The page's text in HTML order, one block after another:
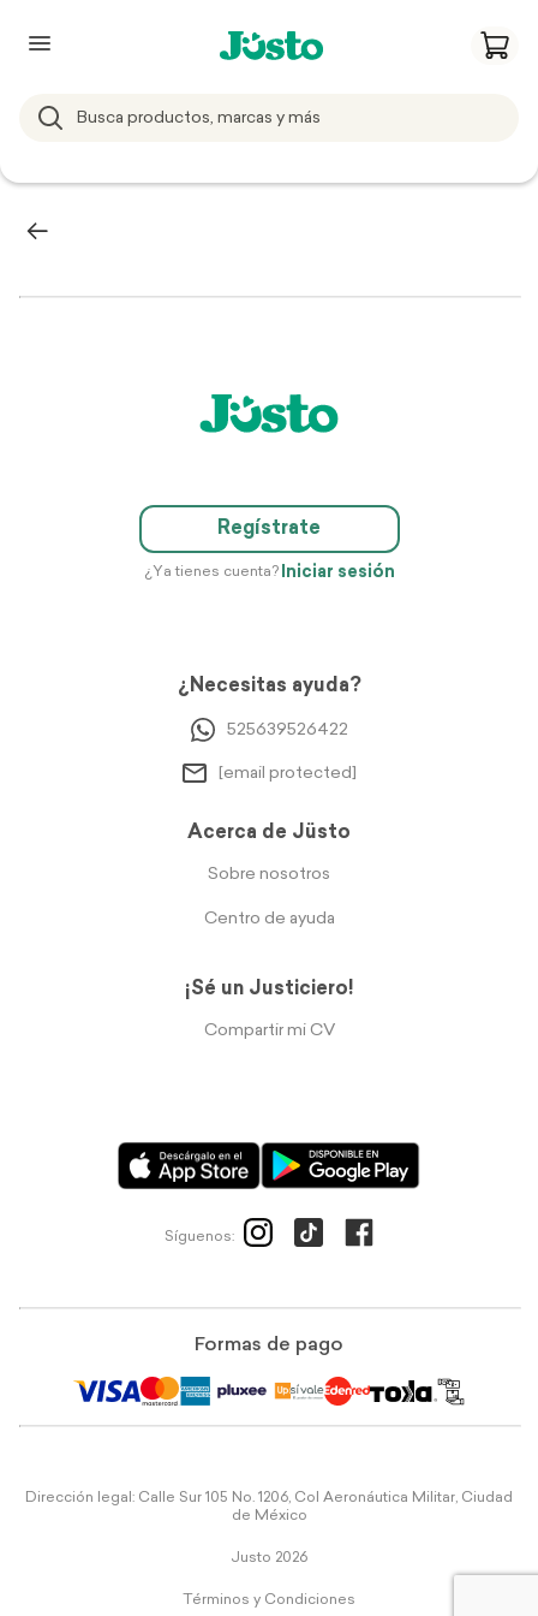
Regístrate
¿Ya tienes cuenta? Iniciar sesión
¿Necesitas ayuda?
525639526422
[email protected]
Acerca de Jüsto
Sobre nosotros
Centro de ayuda
¡Sé un Justiciero!
Compartir mi CV
Síguenos:
Formas de pago
Dirección legal: Calle Sur 105 No. 1206, Col Aeronáutica Militar, Ciudad
de México
Justo 2026
Términos y Condiciones